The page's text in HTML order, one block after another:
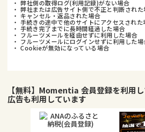
・ 弊社側の取得ログ(利用記録)がない場合
・ 弊社または広告サイト側で不正と判断され
・ キャンセル・返品された場合
・ 手続きの途中で他のサイトにアクセスされた
・ 手続き完了までに長時間経過した場合
・ フルーツメールを経由せずに利用した場合
・ フルーツメールにログインせずに利用した場
・ Cookieが無効になっている場合
【無料】Momentia 会員登録を利用
広告も利用しています